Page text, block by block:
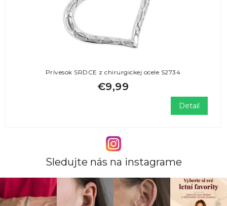
Prívesok SRDCE z chirurgickej ocele S2734
€9,99
Detail
Sledujte nás na instagrame